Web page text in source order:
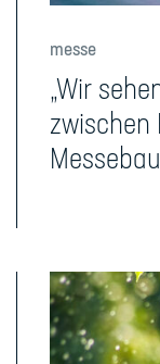
messe
„Wir
zwischen